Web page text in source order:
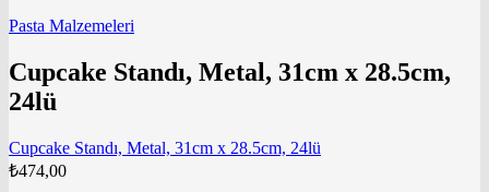
Pasta Malzemeleri
Cupcake Standı, Metal, 31cm x 28.5cm,
24lü
Cupcake Standı, Metal, 31cm x 28.5cm, 24lü
₺474,00